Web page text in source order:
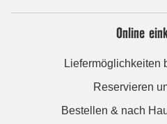
Online
Liefermöglichkeiten
Reservieren
Bestellen & nach